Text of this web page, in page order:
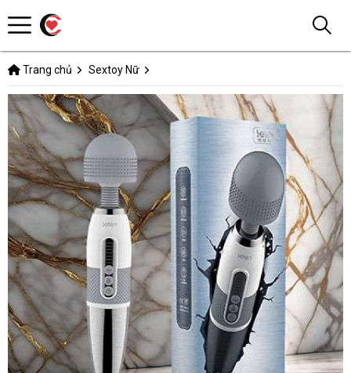
Trang chủ Sextoy Nữ